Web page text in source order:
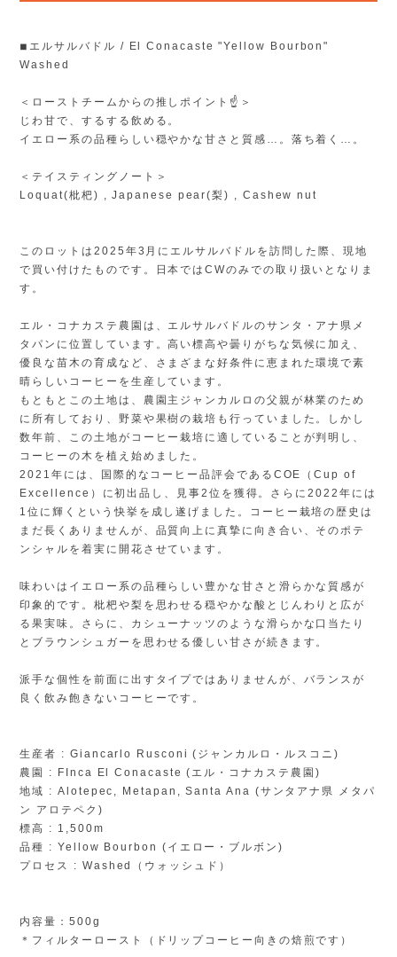
◾︎エルサルバドル / El Conacaste "Yellow Bourbon"
Washed
＜ローストチームからの推しポイント☝️＞
じわ甘で、するする飲める。
イエロー系の品種らしい穏やかな甘さと質感…。落ち着く…。
＜テイスティングノート＞
Loquat(枇杷) , Japanese pear(梨) , Cashew nut
このロットは2025年3月にエルサルバドルを訪問した際、現地
で買い付けたものです。日本ではCWのみでの取り扱いとなりま
す。
エル・コナカステ農園は、エルサルバドルのサンタ・アナ県メ
タパンに位置しています。高い標高や曇りがちな気候に加え、
優良な苗木の育成など、さまざまな好条件に恵まれた環境で素
晴らしいコーヒーを生産しています。
もともとこの土地は、農園主ジャンカルロの父親が林業のため
に所有しており、野菜や果樹の栽培も行っていました。しかし
数年前、この土地がコーヒー栽培に適していることが判明し、
コーヒーの木を植え始めました。
2021年には、国際的なコーヒー品評会であるCOE（Cup of
Excellence）に初出品し、見事2位を獲得。さらに2022年には
1位に輝くという快挙を成し遂げました。コーヒー栽培の歴史は
まだ長くありませんが、品質向上に真摯に向き合い、そのポテ
ンシャルを着実に開花させています。
味わいはイエロー系の品種らしい豊かな甘さと滑らかな質感が
印象的です。枇杷や梨を思わせる穏やかな酸とじんわりと広が
る果実味。さらに、カシューナッツのような滑らかな口当たり
とブラウンシュガーを思わせる優しい甘さが続きます。
派手な個性を前面に出すタイプではありませんが、バランスが
良く飲み飽きないコーヒーです。
生産者 : Giancarlo Rusconi (ジャンカルロ・ルスコニ)
農園 : FInca El Conacaste (エル・コナカステ農園)
地域 : Alotepec, Metapan, Santa Ana (サンタアナ県 メタパ
ン アロテペク)
標高 : 1,500m
品種 : Yellow Bourbon (イエロー・ブルボン)
プロセス : Washed（ウォッシュド）
内容量：500g
＊フィルターロースト（ドリップコーヒー向きの焙煎です）